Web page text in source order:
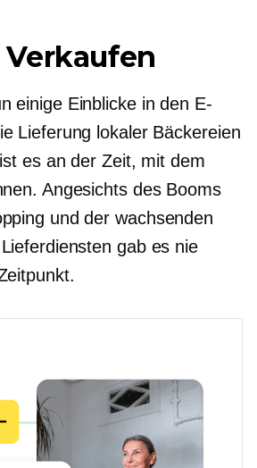
einige Einblicke in den E-
Lieferung lokaler Bäckereien
es an der Zeit, mit dem
Angesichts des Booms
und der wachsenden
gab es nie